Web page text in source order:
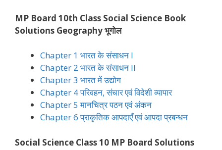
MP Board 10th Class Social Science Book
Solutions Geography भूगोल
Chapter 1 भारत के संसाधन I
Chapter 2 भारत के संसाधन II
Chapter 3 भारत में उद्योग
Chapter 4 परिवहन, संचार एवं विदेशी व्यापार
Chapter 5 मानचित्र पठन एवं अंकन
Chapter 6 प्राकृतिक आपदाएँ एवं आपदा प्रबन्धन
Social Science Class 10 MP Board Solutions